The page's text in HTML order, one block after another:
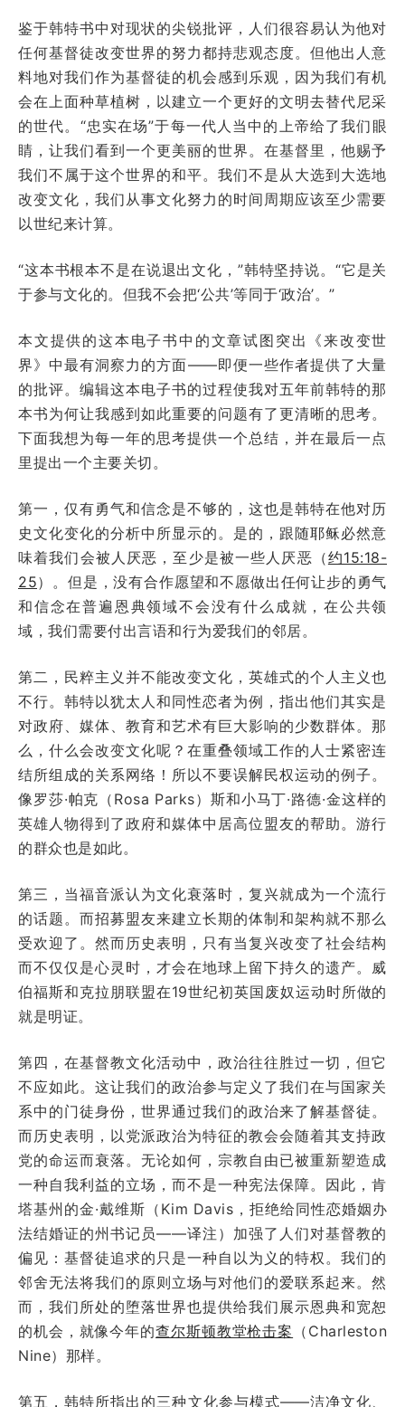
鉴于韩特书中对现状的尖锐批评，人们很容易认为他对
任何基督徒改变世界的努力都持悲观态度。但他出人意
料地对我们作为基督徒的机会感到乐观，因为我们有机
会在上面种草植树，以建立一个更好的文明去替代尼采
的世代。“忠实在场”于每一代人当中的上帝给了我们眼
睛，让我们看到一个更美丽的世界。在基督里，他赐予
我们不属于这个世界的和平。我们不是从大选到大选地
改变文化，我们从事文化努力的时间周期应该至少需要
以世纪来计算。
“这本书根本不是在说退出文化，”韩特坚持说。“它是关
于参与文化的。但我不会把‘公共’等同于‘政治’。”
本文提供的这本电子书中的文章试图突出《来改变世
界》中最有洞察力的方面——即便一些作者提供了大量
的批评。编辑这本电子书的过程使我对五年前韩特的那
本书为何让我感到如此重要的问题有了更清晰的思考。
下面我想为每一年的思考提供一个总结，并在最后一点
里提出一个主要关切。
第一，仅有勇气和信念是不够的，这也是韩特在他对历
史文化变化的分析中所显示的。是的，跟随耶稣必然意
味着我们会被人厌恶，至少是被一些人厌恶（约15:18-
25）。但是，没有合作愿望和不愿做出任何让步的勇气
和信念在普遍恩典领域不会没有什么成就，在公共领
域，我们需要付出言语和行为爱我们的邻居。
第二，民粹主义并不能改变文化，英雄式的个人主义也
不行。韩特以犹太人和同性恋者为例，指出他们其实是
对政府、媒体、教育和艺术有巨大影响的少数群体。那
么，什么会改变文化呢？在重叠领域工作的人士紧密连
结所组成的关系网络！所以不要误解民权运动的例子。
像罗莎·帕克（Rosa Parks）斯和小马丁·路德·金这样的
英雄人物得到了政府和媒体中居高位盟友的帮助。游行
的群众也是如此。
第三，当福音派认为文化衰落时，复兴就成为一个流行
的话题。而招募盟友来建立长期的体制和架构就不那么
受欢迎了。然而历史表明，只有当复兴改变了社会结构
而不仅仅是心灵时，才会在地球上留下持久的遗产。威
伯福斯和克拉朋联盟在19世纪初英国废奴运动时所做的
就是明证。
第四，在基督教文化活动中，政治往往胜过一切，但它
不应如此。这让我们的政治参与定义了我们在与国家关
系中的门徒身份，世界通过我们的政治来了解基督徒。
而历史表明，以党派政治为特征的教会会随着其支持政
党的命运而衰落。无论如何，宗教自由已被重新塑造成
一种自我利益的立场，而不是一种宪法保障。因此，肯
塔基州的金·戴维斯（Kim Davis，拒绝给同性恋婚姻办
法结婚证的州书记员——译注）加强了人们对基督教的
偏见：基督徒追求的只是一种自以为义的特权。我们的
邻舍无法将我们的原则立场与对他们的爱联系起来。然
而，我们所处的堕落世界也提供给我们展示恩典和宽恕
的机会，就像今年的查尔斯顿教堂枪击案 （Charleston
Nine）那样。
第五，韩特所指出的三种文化参与模式——洁净文化、